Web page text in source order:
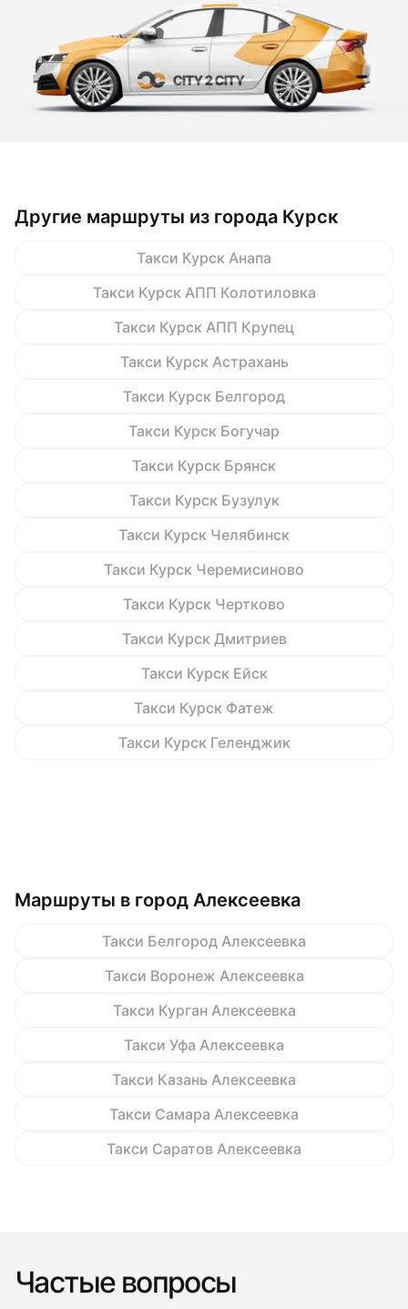
Другие маршруты из города Курск
Такси Курск Анапа
Такси Курск АПП Колотиловка
Такси Курск АПП Крупец
Такси Курск Астрахань
Такси Курск Белгород
Такси Курск Богучар
Такси Курск Брянск
Такси Курск Бузулук
Такси Курск Челябинск
Такси Курск Черемисиново
Такси Курск Чертково
Такси Курск Дмитриев
Такси Курск Ейск
Такси Курск Фатеж
Такси Курск Геленджик
Маршруты в город Алексеевка
Такси Белгород Алексеевка
Такси Воронеж Алексеевка
Такси Курган Алексеевка
Такси Уфа Алексеевка
Такси Казань Алексеевка
Такси Самара Алексеевка
Такси Саратов Алексеевка
Частые вопросы